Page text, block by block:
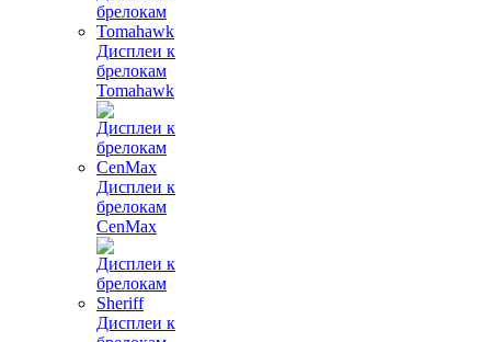
Дисплеи к
брелокам
Tomahawk
Дисплеи к
брелокам
CenMax
Дисплеи к